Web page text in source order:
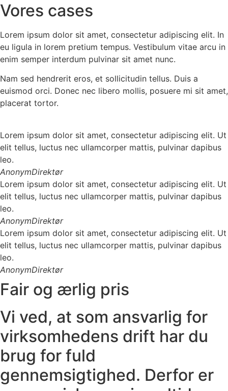
Vores cases
Lorem ipsum dolor sit amet, consectetur adipiscing elit. In
eu ligula in lorem pretium tempus. Vestibulum vitae arcu in
enim semper interdum pulvinar sit amet nunc.
Nam sed hendrerit eros, et sollicitudin tellus. Duis a
euismod orci. Donec nec libero mollis, posuere mi sit amet,
placerat tortor.
Lorem ipsum dolor sit amet, consectetur adipiscing elit. Ut
elit tellus, luctus nec ullamcorper mattis, pulvinar dapibus
leo.
AnonymDirektør
Lorem ipsum dolor sit amet, consectetur adipiscing elit. Ut
elit tellus, luctus nec ullamcorper mattis, pulvinar dapibus
leo.
AnonymDirektør
Lorem ipsum dolor sit amet, consectetur adipiscing elit. Ut
elit tellus, luctus nec ullamcorper mattis, pulvinar dapibus
leo.
AnonymDirektør
Fair og ærlig pris
Vi ved, at som ansvarlig for
virksomhedens drift har du
brug for fuld
gennemsigtighed. Derfor er